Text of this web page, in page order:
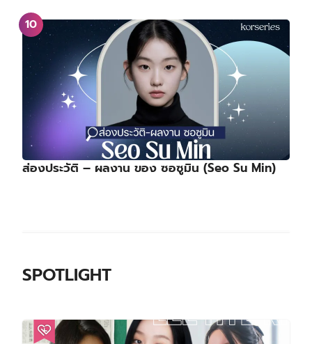
ส่องประวัติ – ผลงาน ของ ซอซูมิน (Seo Su Min)
SPOTLIGHT